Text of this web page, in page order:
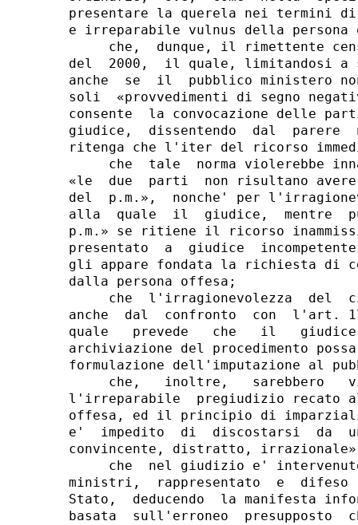
presentare la querela nei termini di
e irreparabile vulnus della persona
che,  dunque, il rimettente
del  2000,  il quale, limitandosi
anche  se  il  pubblico ministero
soli  «provvedimenti di segno
consente  la convocazione delle
giudice,  dissentendo  dal  parere
ritenga che l'iter del ricorso
che  tale  norma violerebbe
«le  due  parti  non risultano
del  p.m.»,  nonche' per
alla  quale  il  giudice,  mentre
p.m.» se ritiene il ricorso
presentato  a  giudice
gli appare fondata la richiesta di
dalla persona offesa;
che  l'irragionevolezza  del
anche  dal  confronto  con  l'art.
quale   prevede   che   il
archiviazione del procedimento
formulazione dell'imputazione al
che,   inoltre,   sarebbero
l'irreparabile  pregiudizio recato
offesa, ed il principio di
e'  impedito  di  discostarsi  da  un
convincente, distratto,
che  nel giudizio e'
ministri,  rappresentato  e  difeso
Stato,  deducendo  la manifesta
basata  sull'erroneo  presupposto